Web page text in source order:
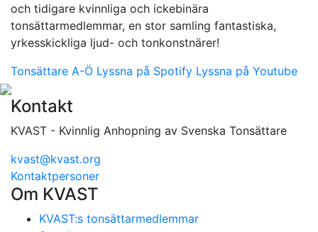
och tidigare kvinnliga och ickebinära
tonsättarmedlemmar, en stor samling fantastiska,
yrkesskickliga ljud- och tonkonstnärer!
Tonsättare A-Ö Lyssna på Spotify Lyssna på Youtube
Kontakt
KVAST - Kvinnlig Anhopning av Svenska Tonsättare
kvast@kvast.org
Kontaktpersoner
Om KVAST
KVAST:s tonsättarmedlemmar